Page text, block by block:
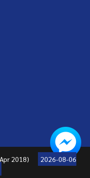
2018)
2026-08-06